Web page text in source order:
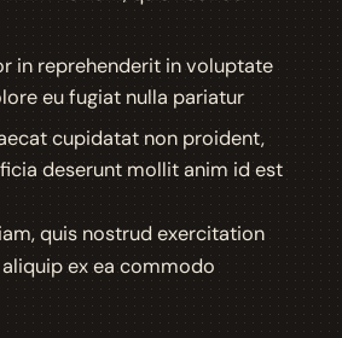
in reprehenderit in voluptate
eu fugiat nulla pariatur
cupidatat non proident,
deserunt mollit anim id est
quis nostrud exercitation
ex ea commodo